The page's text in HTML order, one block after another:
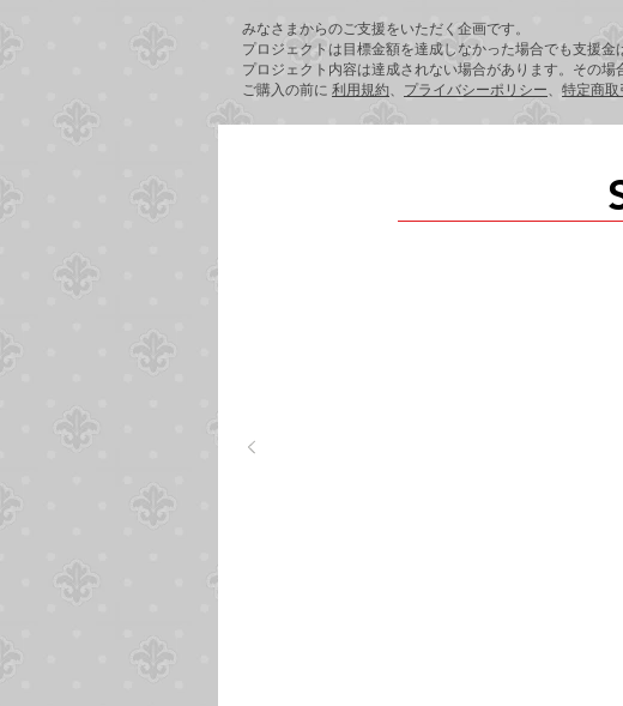
みなさまからのご支援をいただく企画です。
プロジェクトは目標金額を達成しなかった場合でも支援金
プロジェクト内容は達成されない場合があります。その
ご購入の前に 利用規約、 プライバシーポリシー、 特定商取